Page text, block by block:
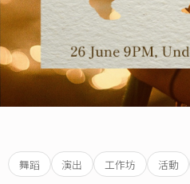
舞蹈 演出 工作坊 活動